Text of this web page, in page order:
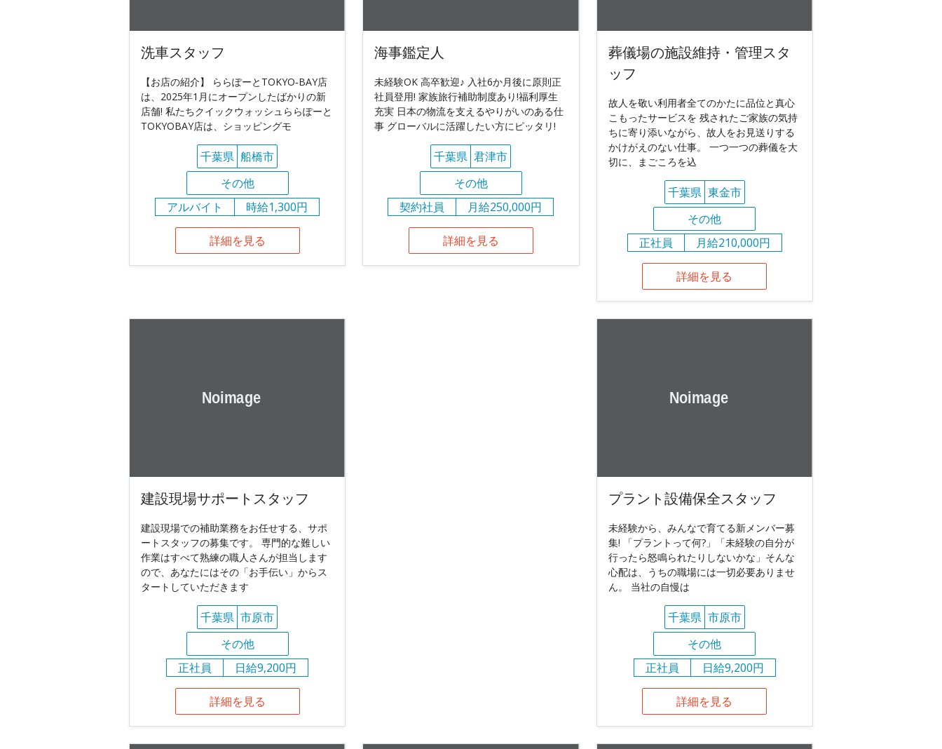
洗車スタッフ
【お店の紹介】 ららぽーとTOKYO‐BAY店
は、2025年1月にオープンしたばかりの新
店舗! 私たちクイックウォッシュららぽーと
TOKYOBAY店は、ショッピングモ
千葉県 船橋市
その他
アルバイト
時給1,300円
詳細を見る
海事鑑定人
未経験OK 高卒歓迎♪ 入社6か月後に原則正
社員登用! 家族旅行補助制度あり!福利厚生
充実 日本の物流を支えるやりがいのある仕
事 グローバルに活躍したい方にピッタリ!
千葉県 君津市
その他
契約社員
月給250,000円
詳細を見る
葬儀場の施設維持・管理スタ
ッフ
故人を敬い利用者全てのかたに品位と真心
こもったサービスを 残されたご家族の気持
ちに寄り添いながら、故人をお見送りする
かけがえのない仕事。 一つ一つの葬儀を大
切に、まごころを込
千葉県 東金市
その他
正社員
月給210,000円
詳細を見る
建設現場サポートスタッフ
建設現場での補助業務をお任せする、サポ
ートスタッフの募集です。 専門的な難しい
作業はすべて熟練の職人さんが担当します
ので、あなたにはその「お手伝い」からス
タートしていただきます
千葉県 市原市
その他
正社員
日給9,200円
詳細を見る
プラント設備保全スタッフ
未経験から、みんなで育てる新メンバー募
集! 「プラントって何?」「未経験の自分が
行ったら怒鳴られたりしないかな」そんな
心配は、うちの職場には一切必要ありませ
ん。 当社の自慢は
千葉県 市原市
その他
正社員
日給9,200円
詳細を見る